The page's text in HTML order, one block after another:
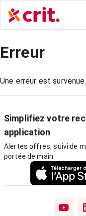
Erreur
Une erreur est survenue.
Simplifiez votre
application
Alertes offres, suivi de
portée de main.